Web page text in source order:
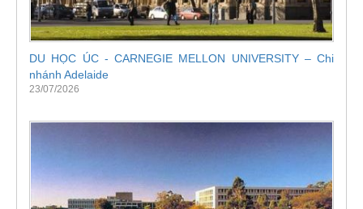
DU HỌC ÚC - CARNEGIE MELLON UNIVERSITY – Chi
nhánh Adelaide
23/07/2026